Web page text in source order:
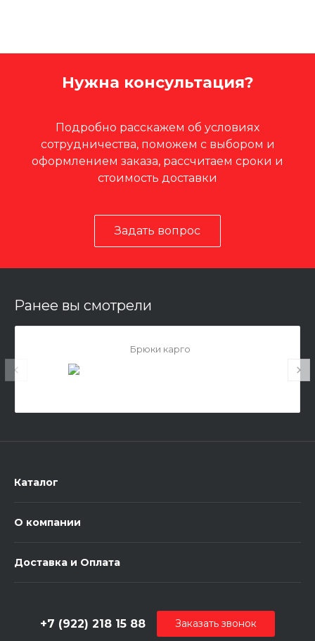
Нужна консультация?
Подробно расскажем об условиях
сотрудничества, поможем с выбором и
оформлением заказа, рассчитаем сроки и
стоимость доставки
Задать вопрос
Ранее вы смотрели
Брюки карго
Каталог
О компании
Доставка и Оплата
+7 (922) 218 15 88 Заказать звонок